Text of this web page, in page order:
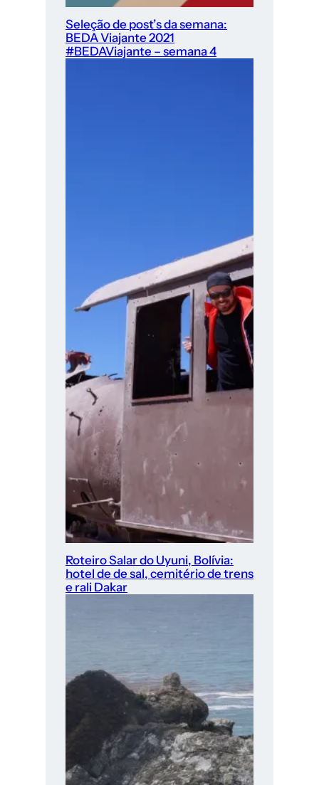
Seleção de post’s da semana:
BEDA Viajante 2021
#BEDAViajante – semana 4
Roteiro Salar do Uyuni, Bolívia:
hotel de de sal, cemitério de trens
e rali Dakar